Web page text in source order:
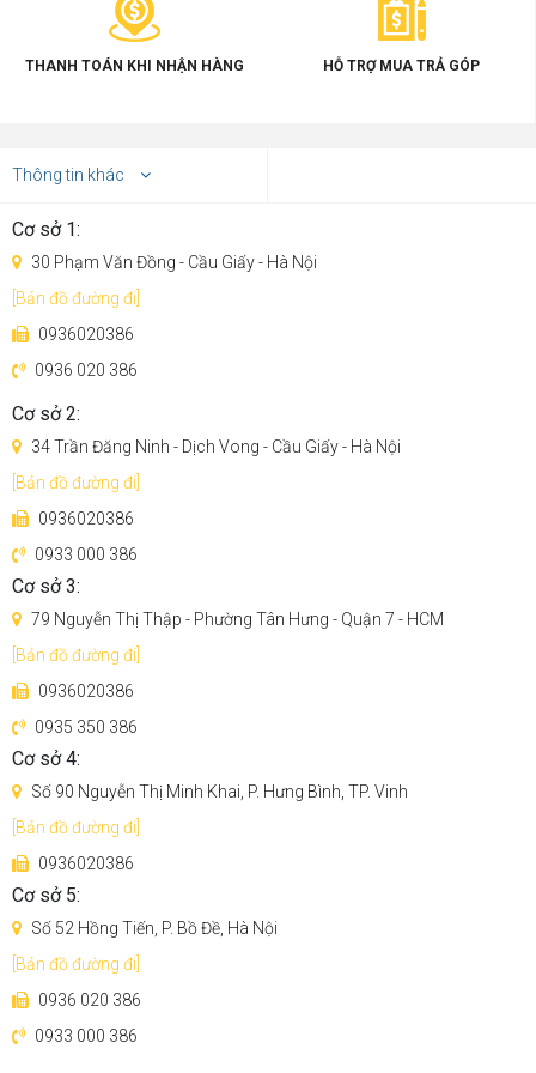
Thiết kế chổi lăn đa hướng mới, bao phủ phía trước, phía
mép tường, góc đều được làm sạch.
Dẫn động kép trước và sau, trợ lực 2 chiều
Bàn chải con lăn đôi được tích hợp lực kéo động cơ kép, có
thể di chuyển tiến và lùi theo ý muốn, giúp việc điều khiển
trơn tru và thoải mái, dễ dàng và tiết kiệm sức.
THANH TOÁN KHI NHẬN HÀNG HỖ TRỢ MUA TRẢ GÓP
Thông tin khác
Cơ sở 1:
30 Phạm Văn Đồng - Cầu Giấy - Hà Nội
[Bản đồ đường đi]
0936020386
0936 020 386
Cơ sở 2:
34 Trần Đăng Ninh - Dịch Vong - Cầu Giấy - Hà Nội
[Bản đồ đường đi]
0936020386
0933 000 386
Cơ sở 3:
79 Nguyễn Thị Thập - Phường Tân Hưng - Quận 7 - HCM
[Bản đồ đường đi]
0936020386
0935 350 386
Cơ sở 4:
Số 90 Nguyễn Thị Minh Khai, P. Hưng Bình, TP. Vinh
[Bản đồ đường đi]
0936020386
Cơ sở 5:
Số 52 Hồng Tiến, P. Bồ Đề, Hà Nội
[Bản đồ đường đi]
0936 020 386
0933 000 386